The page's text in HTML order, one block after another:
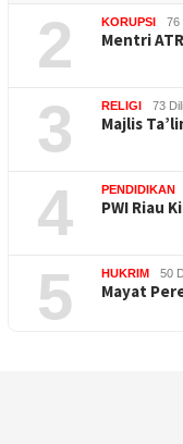
2 KORUPSI 76
Mentri
3 RELIGI 73
Majlis
4 PENDIDIKAN
PWI Riau
5 HUKRIM 50
Mayat